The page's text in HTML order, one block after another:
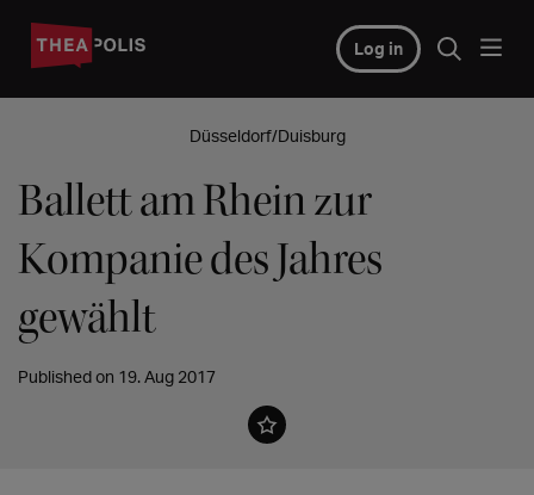
Log in
Düsseldorf/Duisburg
Ballett am Rhein zur
Kompanie des Jahres
gewählt
Published on 19. Aug 2017